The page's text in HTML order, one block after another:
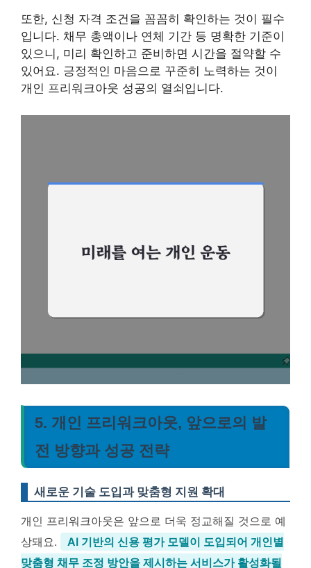
또한, 신청 자격 조건을 꼼꼼히 확인하는 것이 필수
입니다. 채무 총액이나 연체 기간 등 명확한 기준이
있으니, 미리 확인하고 준비하면 시간을 절약할 수
있어요. 긍정적인 마음으로 꾸준히 노력하는 것이
개인 프리워크아웃 성공의 열쇠입니다.
5. 개인 프리워크아웃, 앞으로의 발
전 방향과 성공 전략
새로운 기술 도입과 맞춤형 지원 확대
개인 프리워크아웃은 앞으로 더욱 정교해질 것으로 예
상돼요.
AI 기반의 신용 평가 모델이 도입되어 개인별
맞춤형 채무 조정 방안을 제시하는 서비스가 활성화될